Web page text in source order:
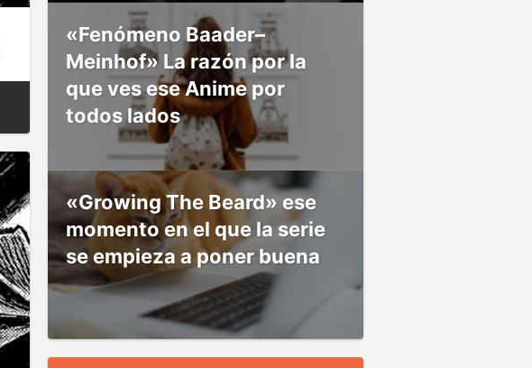
«Fenómeno Baader–
Meinhof» La razón por la
que ves ese Anime por
todos lados
«Growing The Beard» ese
momento en el que la serie
se empieza a poner buena